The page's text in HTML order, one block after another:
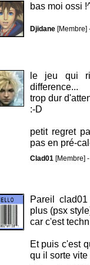
bas moi ossi
Djidane[Membre]
le jeu qui
difference...
trop dur
:-D
petit regret
pas en pré-
Clad01[Membre]
Pareil
plus (psx
car c'est
Et puis c'est
qu il sorte